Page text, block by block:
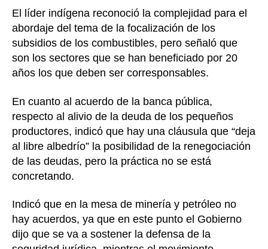
El líder indígena reconoció la complejidad para el
abordaje del tema de la focalización de los
subsidios de los combustibles, pero señaló que
son los sectores que se han beneficiado por 20
años los que deben ser corresponsables.
En cuanto al acuerdo de la banca pública,
respecto al alivio de la deuda de los pequeños
productores, indicó que hay una cláusula que “deja
al libre albedrío” la posibilidad de la renegociación
de las deudas, pero la práctica no se está
concretando.
Indicó que en la mesa de minería y petróleo no
hay acuerdos, ya que en este punto el Gobierno
dijo que se va a sostener la defensa de la